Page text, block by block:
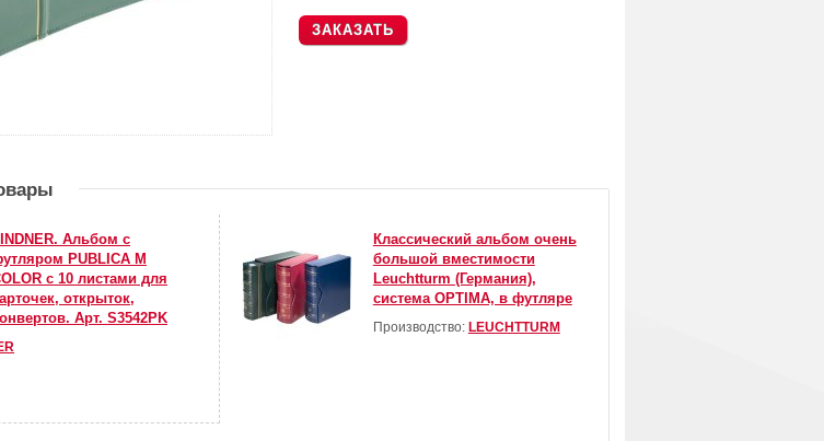
Альбом с
PUBLICA M
с 10 листами для
открыток,
Арт. S3542PK
Классический альбом очень
большой вместимости
Leuchtturm (Германия),
система OPTIMA, в футляре
Производство: LEUCHTTURM